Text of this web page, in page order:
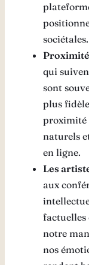
sociétales.
qui
sont
plus
proximité
naturels
en ligne.
Les
aux
factuelles
notre
nos